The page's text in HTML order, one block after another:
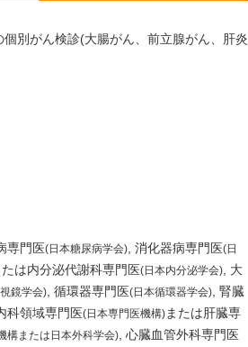
別がん検診(大腸がん、前立腺がん、肝炎
専門医(日本糖尿病学会) 消化器病専門医(日
たは内分泌代謝科専門医(日本内分泌学会)
大
鏡学会) 循環器専門医(日本循環器学会) 腎臓
科領域専門医(日本専門医機構) または肝臓専
構または日本外科学会) 心臓血管外科専門医